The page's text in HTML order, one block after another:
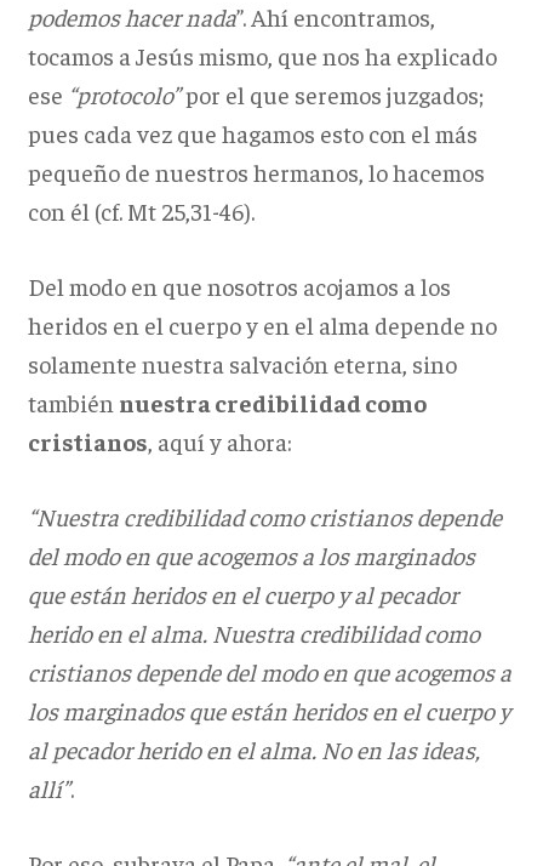
podemos hacer nada”. Ahí encontramos,
tocamos a Jesús mismo, que nos ha explicado
ese “protocolo”por el que seremos juzgados;
pues cada vez que hagamos esto con el más
pequeño de nuestros hermanos, lo hacemos
con él (cf. Mt 25,31-46).
Del modo en que nosotros acojamos a los
heridos en el cuerpo y en el alma depende no
solamente nuestra salvación eterna, sino
también nuestra credibilidad como
cristianos, aquí y ahora:
“Nuestra credibilidad como cristianos depende
del modo en que acogemos a los marginados
que están heridos en el cuerpo y al pecador
herido en el alma. Nuestra credibilidad como
cristianos depende del modo en que acogemos a
los marginados que están heridos en el cuerpo y
al pecador herido en el alma. No en las ideas,
allí”.